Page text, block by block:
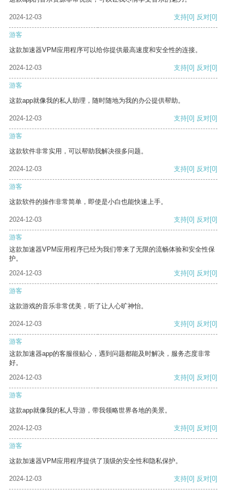
2024-12-03 支持[0] 反对[0]
游客
这款加速器VPM应用程序可以给你提供最高速度和安全性的连接。
2024-12-03 支持[0] 反对[0]
游客
这款app就像我的私人助理，随时随地为我的办公提供帮助。
2024-12-03 支持[0] 反对[0]
游客
这款软件非常实用，可以帮助我解决很多问题。
2024-12-03 支持[0] 反对[0]
游客
这款软件的操作非常简单，即使是小白也能快速上手。
2024-12-03 支持[0] 反对[0]
游客
这款加速器VPM应用程序已经为我们带来了无限的流畅体验和安全性保
护。
2024-12-03
支持[0] 反对[0]
游客
这款游戏的音乐非常优美，听了让人心旷神怡。
2024-12-03 支持[0] 反对[0]
游客
这款加速器app的客服很贴心，遇到问题都能及时解决，服务态度非常
好。
2024-12-03
支持[0] 反对[0]
游客
这款app就像我的私人导游，带我领略世界各地的美景。
2024-12-03 支持[0] 反对[0]
游客
这款加速器VPM应用程序提供了顶级的安全性和隐私保护。
2024-12-03 支持[0] 反对[0]